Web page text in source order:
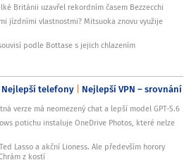
Británii uzavřel rekordním časem Bezzecchi
jízdními vlastnostmi? Mitsuoka znovu využije
podle Bottase s jejich chlazením
Nejlepší telefony Nejlepší VPN – srovnání
verze má neomezený chat a lepší model GPT-5.6
potichu instaluje OneDrive Photos, které nelze
Lasso a akční Lioness. Ale především horory
z kostí